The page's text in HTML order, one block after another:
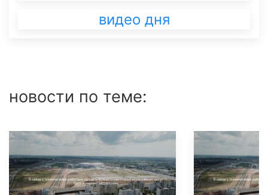
видео дня
новости по теме: